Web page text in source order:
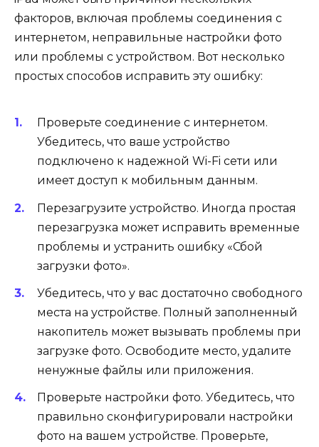
факторов, включая проблемы соединения с
интернетом, неправильные настройки фото
или проблемы с устройством. Вот несколько
простых способов исправить эту ошибку:
Проверьте соединение с интернетом.
Убедитесь, что ваше устройство
подключено к надежной Wi-Fi сети или
имеет доступ к мобильным данным.
Перезагрузите устройство. Иногда простая
перезагрузка может исправить временные
проблемы и устранить ошибку «Сбой
загрузки фото».
Убедитесь, что у вас достаточно свободного
места на устройстве. Полный заполненный
накопитель может вызывать проблемы при
загрузке фото. Освободите место, удалите
ненужные файлы или приложения.
Проверьте настройки фото. Убедитесь, что
правильно сконфигурировали настройки
фото на вашем устройстве. Проверьте,